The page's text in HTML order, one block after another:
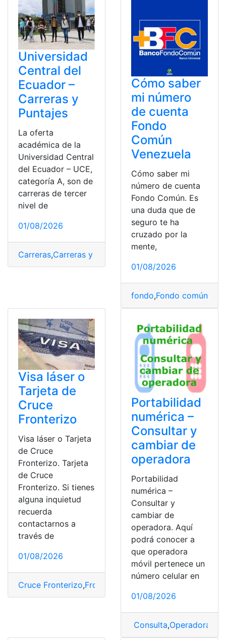
Universidad
Central del
Ecuador –
Carreras y
Puntajes
La oferta
académica de la
Universidad Central
del Ecuador – UCE,
categoría A, son de
carreras de tercer
nivel de
01/08/2026
Carreras,Carreras y Puntajes Ecuador
Cómo saber
mi número
de cuenta
Fondo
Común
Venezuela
Cómo saber mi
número de cuenta
Fondo Común. Es
una duda que de
seguro te ha
cruzado por la
mente,
01/08/2026
fondo,Fondo común
Visa láser o
Tarjeta de
Cruce
Fronterizo
Visa láser o Tarjeta
de Cruce
Fronterizo. Tarjeta
de Cruce
Fronterizo. Si tienes
alguna inquietud
recuerda
contactarnos a
través de
01/08/2026
Cruce Fronterizo,Frontera
Portabilidad
numérica –
Consultar y
cambiar de
operadora
Portabilidad
numérica –
Consultar y
cambiar de
operadora. Aquí
podrá conocer a
que operadora
móvil pertenece un
número celular en
01/08/2026
Consulta,Operadora